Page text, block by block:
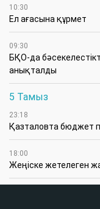
10:30
Ел ағасына құрмет
09:30
БҚО-да
анықталды
5 Тамыз
23:18
Қазталовта бюджет
18:00
Жеңіске жетелеген